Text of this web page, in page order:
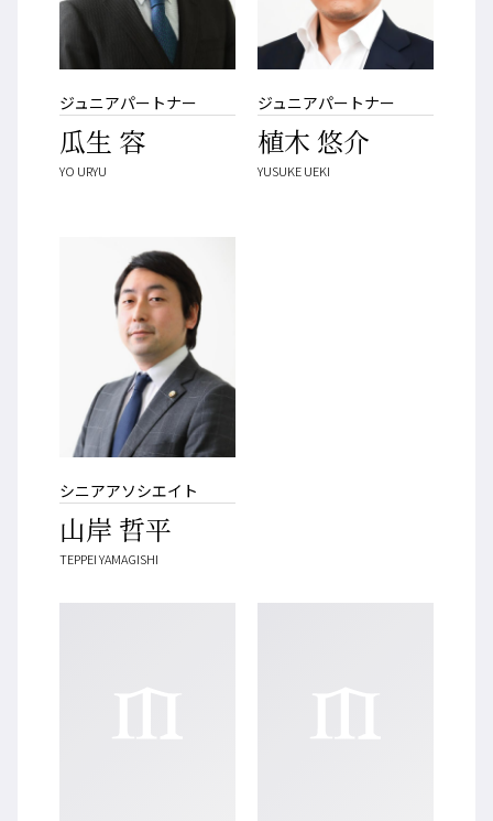
ジュニアパートナー
瓜生 容
YO URYU
ジュニアパートナー
植木 悠介
YUSUKE UEKI
シニアアソシエイト
山岸 哲平
TEPPEI YAMAGISHI